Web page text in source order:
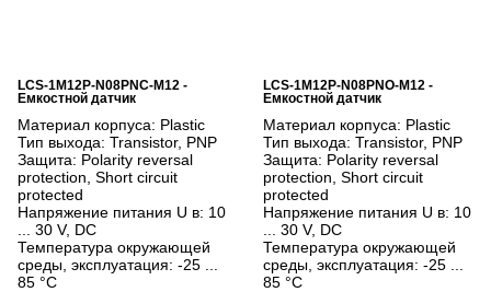
LCS-1M12P-N08PNC-M12 -
Емкостной датчик
Материал корпуса: Plastic
Тип выхода: Transistor, PNP
Защита: Polarity reversal
protection, Short circuit
protected
Напряжение питания U в: 10
... 30 V, DC
Температура окружающей
среды, эксплуатация: -25 ...
85 °C
LCS-1M12P-N08PNO-M12 -
Емкостной датчик
Материал корпуса: Plastic
Тип выхода: Transistor, PNP
Защита: Polarity reversal
protection, Short circuit
protected
Напряжение питания U в: 10
... 30 V, DC
Температура окружающей
среды, эксплуатация: -25 ...
85 °C